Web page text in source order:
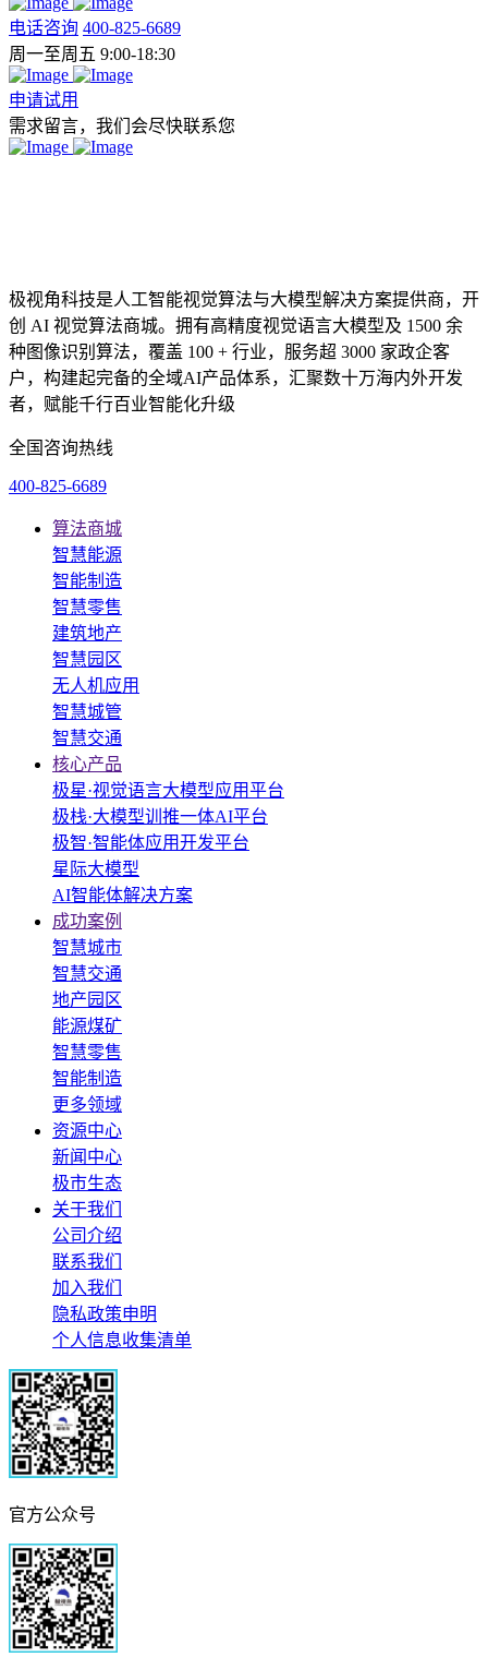
电话咨询 400-825-6689
周一至周五 9:00-18:30
申请试用
需求留言，我们会尽快联系您
极视角科技是人工智能视觉算法与大模型解决方案提供商，开
创 AI 视觉算法商城。拥有高精度视觉语言大模型及 1500 余
种图像识别算法，覆盖 100 + 行业，服务超 3000 家政企客
户，构建起完备的全域AI产品体系，汇聚数十万海内外开发
者，赋能千行百业智能化升级
全国咨询热线
400-825-6689
算法商城
智慧能源
智能制造
智慧零售
建筑地产
智慧园区
无人机应用
智慧城管
智慧交通
核心产品
极星·视觉语言大模型应用平台
极栈·大模型训推一体AI平台
极智·智能体应用开发平台
星际大模型
AI智能体解决方案
成功案例
智慧城市
智慧交通
地产园区
能源煤矿
智慧零售
智能制造
更多领域
资源中心
新闻中心
极市生态
关于我们
公司介绍
联系我们
加入我们
隐私政策申明
个人信息收集清单
官方公众号